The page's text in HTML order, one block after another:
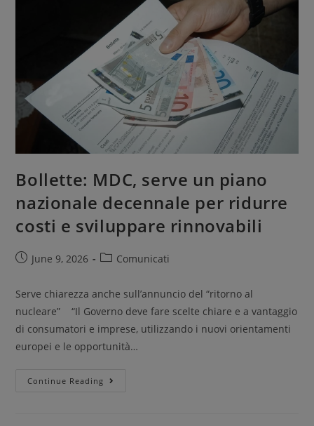
Bollette: MDC, serve un piano
nazionale decennale per ridurre
costi e sviluppare rinnovabili
June 9, 2026 Comunicati
Serve chiarezza anche sull’annuncio del “ritorno al
nucleare” “Il Governo deve fare scelte chiare e a vantaggio
di consumatori e imprese, utilizzando i nuovi orientamenti
europei e le opportunità…
Continue Reading